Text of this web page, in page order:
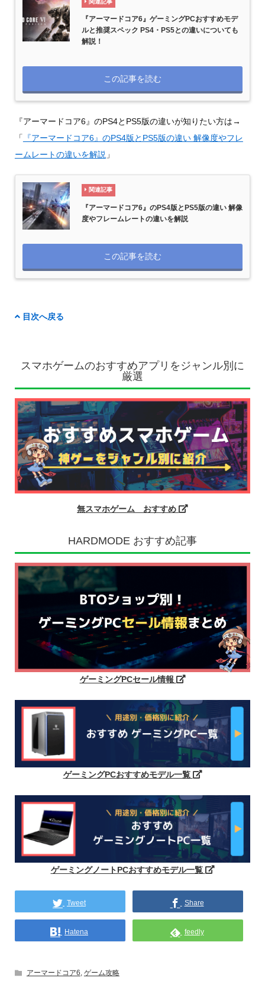
関連記事
『アーマードコア6』ゲーミングPCおすすめモデ
ルと推奨スペック PS4・PS5との違いについても
解説！
この記事を読む
『アーマードコア6』のPS4とPS5版の違いが知りたい方は→
「
『アーマードコア6』のPS4版とPS5版の違い 解像度やフレ
ームレートの違いを解説」
関連記事
『アーマードコア6』のPS4版とPS5版の違い 解像
度やフレームレートの違いを解説
この記事を読む
目次へ戻る
スマホゲームのおすすめアプリをジャンル別に
厳選
無スマホゲーム おすすめ
HARDMODE おすすめ記事
ゲーミングPCセール情報
ゲーミングPCおすすめモデル一覧
ゲーミングノートPCおすすめモデル一覧
Tweet Share
Hatena feedly
アーマードコア6 ゲーム攻略